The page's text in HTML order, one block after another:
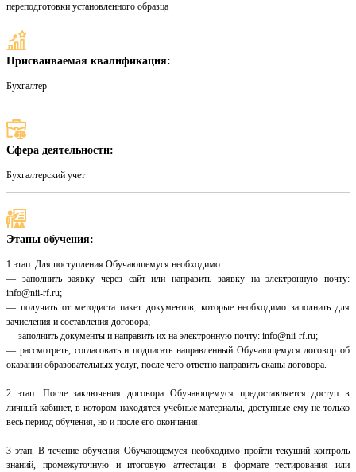
переподготовки установленного образца
Присваиваемая квалификация:
Бухгалтер
Сфера деятельности:
Бухгалтерский учет
Этапы обучения:
1 этап. Для поступления Обучающемуся необходимо:
— заполнить заявку через сайт или направить заявку на электронную почту:
info@nii-rf.ru;
— получить от методиста пакет документов, которые необходимо заполнить для
зачисления и составления договора;
— заполнить документы и направить их на электронную почту: info@nii-rf.ru;
— рассмотреть, согласовать и подписать направленный Обучающемуся договор об
оказании образовательных услуг, после чего ответно направить сканы договора.
2 этап. После заключения договора Обучающемуся предоставляется доступ в
личный кабинет, в котором находятся учебные материалы, доступные ему не только
весь период обучения, но и после его окончания.
3 этап. В течение обучения Обучающемуся необходимо пройти текущий контроль
знаний, промежуточную и итоговую аттестации в формате тестирования или